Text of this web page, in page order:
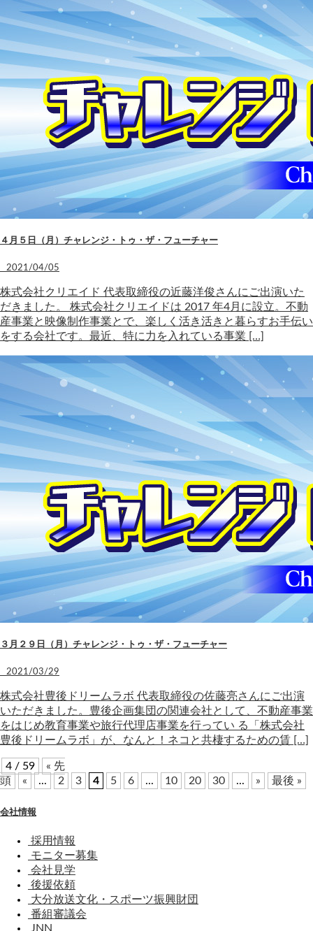
４月５日（月）チャレンジ・トゥ・ザ・フューチャー
2021/04/05
株式会社クリエイド 代表取締役の近藤洋俊さんにご出演いた
だきました。 株式会社クリエイドは 2017 年4月に設立。不動
産事業と映像制作事業とで、楽しく活き活きと暮らすお手伝い
をする会社です。最近、特に力を入れている事業 […]
３月２９日（月）チャレンジ・トゥ・ザ・フューチャー
2021/03/29
株式会社豊後ドリームラボ 代表取締役の佐藤亮さんにご出演
いただきました。豊後企画集団の関連会社として、不動産事業
をはじめ教育事業や旅行代理店事業を行ってい る「株式会社
豊後ドリームラボ」が、なんと！ネコと共棲するための賃 […]
4 / 59
« 先
頭
« ... 2 3 4 5 6 ... 10 20 30 ... » 最後 »
会社情報
採用情報
モニター募集
会社見学
後援依頼
大分放送文化・スポーツ振興財団
番組審議会
JNN